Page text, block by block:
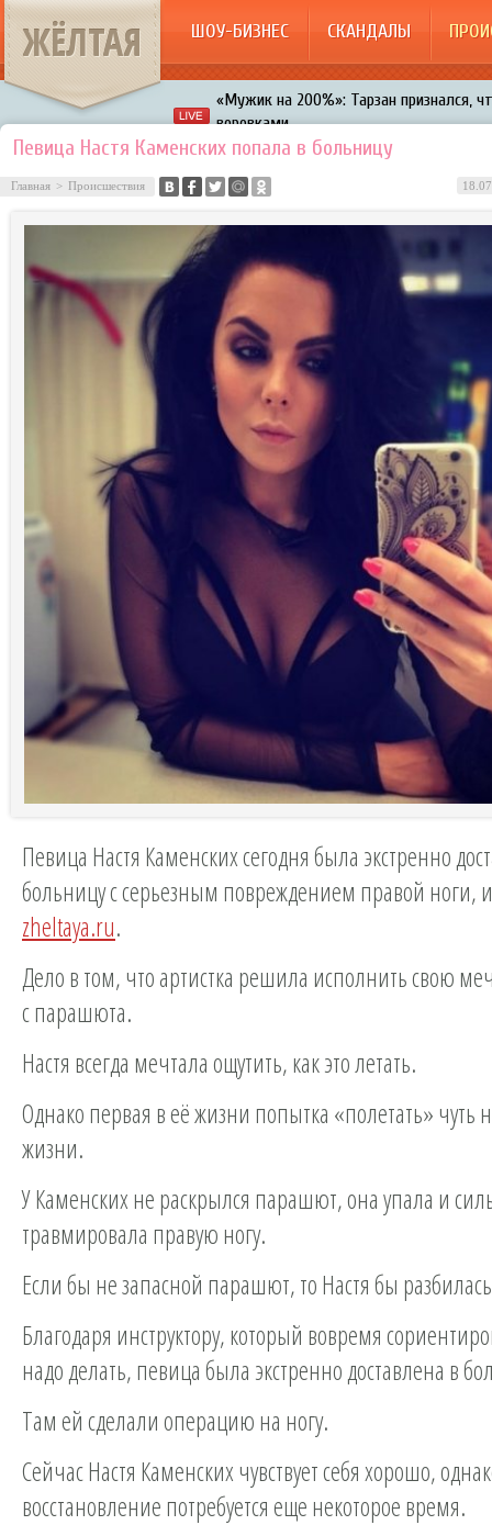
ЖЁЛТАЯ ШОУ-БИЗНЕС СКАНДАЛЫ
«Мужик на 200%»: Тарзан признался,
воровками
Галкин променял Дроботенко на
Расстались Энрике Иглесиас и Анна
Авербух зарождает в Бузовой новый
Певица Настя Каменских попала в больницу
Главная > Происшествия
Певица Настя Каменских сегодня была экстренно
больницу с серьезным повреждением правой ноги,
zheltaya.ru.
Дело в том, что артистка решила исполнить свою
с парашюта.
Настя всегда мечтала ощутить, как это летать.
Однако первая в её жизни попытка «полетать» чуть
жизни.
У Каменских не раскрылся парашют, она упала и
травмировала правую ногу.
Если бы не запасной парашют, то Настя бы
Благодаря инструктору, который вовремя
надо делать, певица была экстренно доставлена в
Там ей сделали операцию на ногу.
Сейчас Настя Каменских чувствует себя хорошо,
восстановление потребуется еще некоторое время.